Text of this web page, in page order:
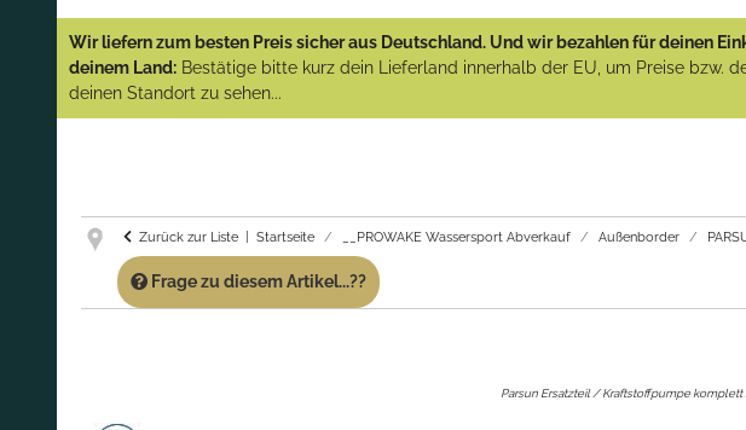
(Abverkauf)!
GARANTIE UND SERVICE:
Artikeln einfach an!
Wir liefern zum besten Preis sicher aus Deutschland. Und wir bezahlen für deinen
deinem Land: Bestätige bitte kurz dein Lieferland innerhalb der EU, um Preise bzw.
deinen Standort zu sehen...
Zurück zur Liste Startseite __PROWAKE Wassersport Abverkauf Außenborder
Frage zu diesem Artikel...??
Parsun Ersatzteil / Kraftstoffpumpe